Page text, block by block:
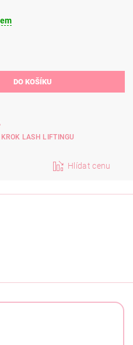
LASH LIFTINGU
Hlídat cenu